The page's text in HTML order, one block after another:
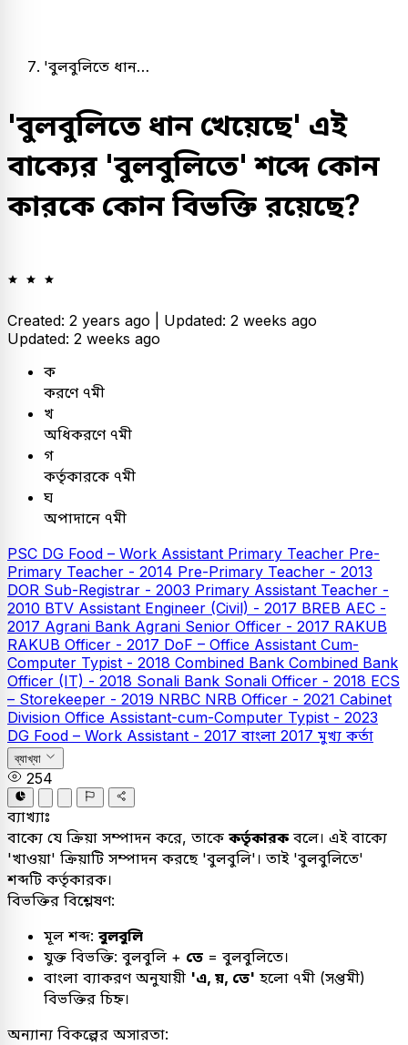
'বুলবুলিতে ধান…
'বুলবুলিতে ধান খেয়েছে' এই
বাক্যের 'বুলবুলিতে' শব্দে কোন
কারকে কোন বিভক্তি রয়েছে?
Created: 2 years ago | Updated: 2 weeks ago
Updated: 2 weeks ago
ক
করণে ৭মী
খ
অধিকরণে ৭মী
গ
কর্তৃকারকে ৭মী
ঘ
অপাদানে ৭মী
PSC DG Food – Work Assistant Primary Teacher Pre-
Primary Teacher - 2014 Pre-Primary Teacher - 2013
DOR Sub-Registrar - 2003 Primary Assistant Teacher -
2010 BTV Assistant Engineer (Civil) - 2017 BREB AEC -
2017 Agrani Bank Agrani Senior Officer - 2017 RAKUB
RAKUB Officer - 2017 DoF – Office Assistant Cum-
Computer Typist - 2018 Combined Bank Combined Bank
Officer (IT) - 2018 Sonali Bank Sonali Officer - 2018 ECS
– Storekeeper - 2019 NRBC NRB Officer - 2021 Cabinet
Division Office Assistant-cum-Computer Typist - 2023
DG Food – Work Assistant - 2017 বাংলা 2017 মুখ্য কর্তা
ব্যাখ্যা
254
ব্যাখ্যাঃ
বাক্যে যে ক্রিয়া সম্পাদন করে, তাকে কর্তৃকারক বলে। এই বাক্যে
'খাওয়া' ক্রিয়াটি সম্পাদন করছে 'বুলবুলি'। তাই 'বুলবুলিতে'
শব্দটি কর্তৃকারক।
বিভক্তির বিশ্লেষণ:
মূল শব্দ: বুলবুলি
যুক্ত বিভক্তি: বুলবুলি + তে = বুলবুলিতে।
বাংলা ব্যাকরণ অনুযায়ী 'এ, য়, তে' হলো ৭মী (সপ্তমী)
বিভক্তির চিহ্ন।
অন্যান্য বিকল্পের অসারতা: